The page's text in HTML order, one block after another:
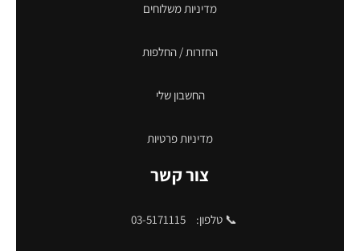
מדיניות משלוחים
החזרות / החלפות
החשבון שלי
מדיניות פרטיות
צור קשר
📞 טלפון: 03-5171115